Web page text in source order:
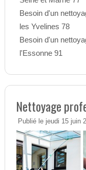
Besoin d'un
les Yvelines 78
Besoin d'un
l'Essonne 91
Nettoyage
Publié le jeudi 15 juin